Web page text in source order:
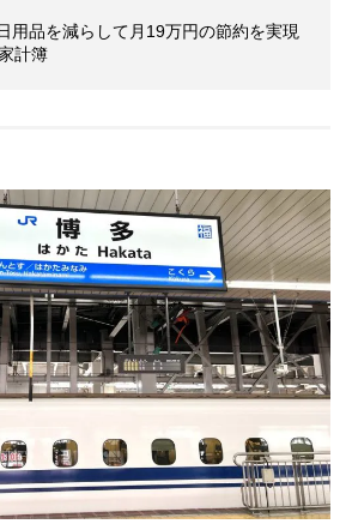
用品を減らして月19万円の節約を実現
計簿